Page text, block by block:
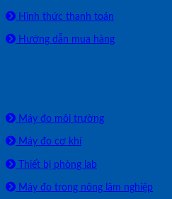
Hình thức thanh toán
Hướng dẫn mua hàng
Máy đo môi trường
Máy đo cơ khí
Thiết bị phòng lab
Máy đo trong nông lâm nghiệp